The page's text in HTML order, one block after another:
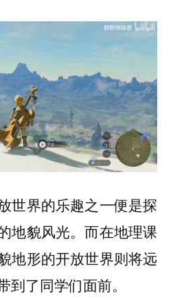
世界的乐趣之一便是探
地貌风光。而在地理课
地形的开放世界则将远
了同学们面前。